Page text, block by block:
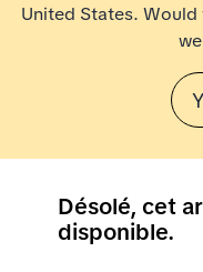
United States.
Désolé, cet
disponible.